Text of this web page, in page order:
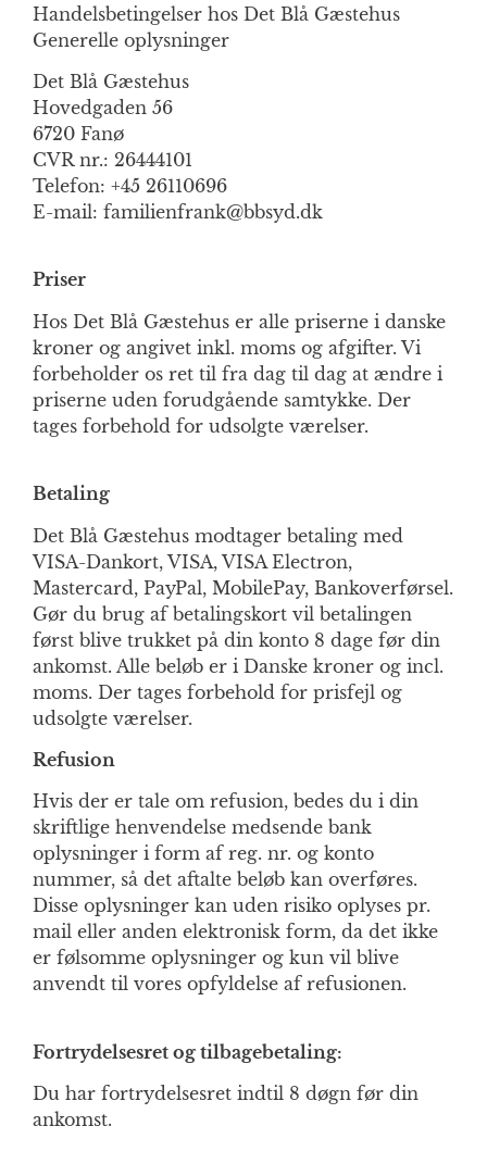
Handelsbetingelser hos Det Blå Gæstehus
Generelle oplysninger
Det Blå Gæstehus
Hovedgaden 56
6720 Fanø
CVR nr.: 26444101
Telefon: +45 26110696
E-mail: familienfrank@bbsyd.dk
Priser
Hos Det Blå Gæstehus er alle priserne i danske
kroner og angivet inkl. moms og afgifter. Vi
forbeholder os ret til fra dag til dag at ændre i
priserne uden forudgående samtykke. Der
tages forbehold for udsolgte værelser.
Betaling
Det Blå Gæstehus modtager betaling med
VISA-Dankort, VISA, VISA Electron,
Mastercard, PayPal, MobilePay, Bankoverførsel.
Gør du brug af betalingskort vil betalingen
først blive trukket på din konto 8 dage før din
ankomst. Alle beløb er i Danske kroner og incl.
moms. Der tages forbehold for prisfejl og
udsolgte værelser.
Refusion
Hvis der er tale om refusion, bedes du i din
skriftlige henvendelse medsende bank
oplysninger i form af reg. nr. og konto
nummer, så det aftalte beløb kan overføres.
Disse oplysninger kan uden risiko oplyses pr.
mail eller anden elektronisk form, da det ikke
er følsomme oplysninger og kun vil blive
anvendt til vores opfyldelse af refusionen.
Fortrydelsesret og tilbagebetaling:
Du har fortrydelsesret indtil 8 døgn før din
ankomst.